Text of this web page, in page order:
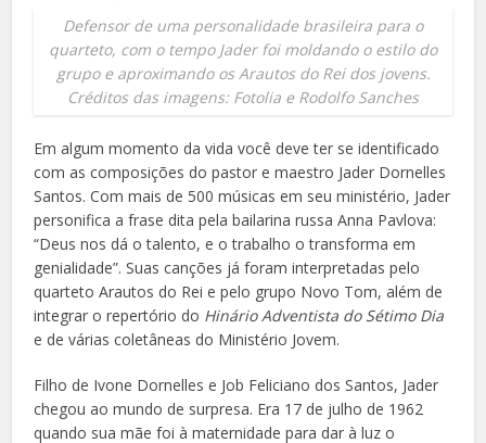
Defensor de uma personalidade brasileira para o
quarteto, com o tempo Jader foi moldando o estilo do
grupo e aproximando os Arautos do Rei dos jovens.
Créditos das imagens: Fotolia e Rodolfo Sanches
Em algum momento da vida você deve ter se identificado
com as composições do pastor e maestro Jader Dornelles
Santos. Com mais de 500 músicas em seu ministério, Jader
personifica a frase dita pela bailarina russa Anna Pavlova:
“Deus nos dá o talento, e o trabalho o transforma em
genialidade”. Suas canções já foram interpretadas pelo
quarteto Arautos do Rei e pelo grupo Novo Tom, além de
integrar o repertório do Hinário Adventista do Sétimo Dia
e de várias coletâneas do Ministério Jovem.
Filho de Ivone Dornelles e Job Feliciano dos Santos, Jader
chegou ao mundo de surpresa. Era 17 de julho de 1962
quando sua mãe foi à maternidade para dar à luz o